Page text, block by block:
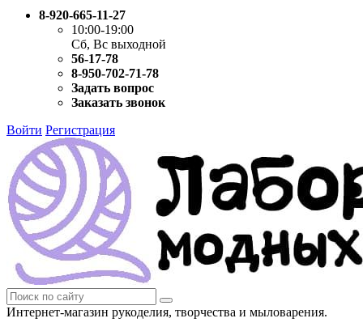
8-920-665-11-27
10:00-19:00
Сб, Вс выходной
56-17-78
8-950-702-71-78
Задать вопрос
Заказать звонок
Войти Регистрация
Интернет-магазин рукоделия, творчества и мыловарения.